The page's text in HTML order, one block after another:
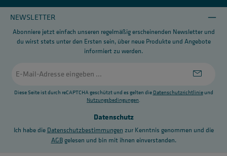
NEWSLETTER
Abonniere jetzt einfach unseren regelmäßig erscheinenden Newsletter und
du wirst stets unter den Ersten sein, über neue Produkte und Angebote
informiert zu werden.
Mail-
*Diese Seite ist durch reCAPTCHA geschützt und es gelten die Datenschutzrichtlinieund
Nutzungsbedingungen.
Datenschutz
Ich habe die Datenschutzbestimmungen
zur Kenntnis genommen und die
AGBgelesen und bin mit ihnen einverstanden.